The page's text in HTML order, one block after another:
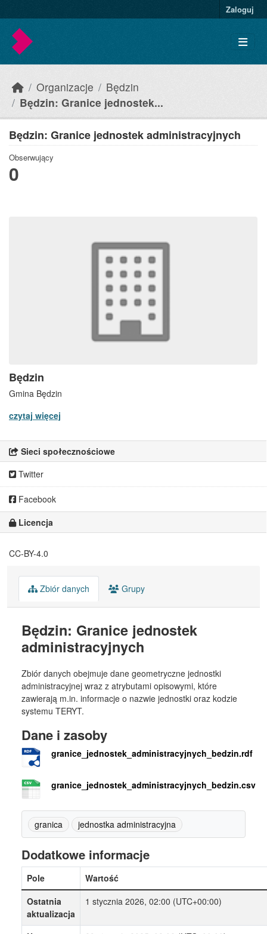
Zaloguj
Organizacje
Będzin
Będzin: Granice jednostek...
Będzin: Granice jednostek administracyjnych
Obserwujący
0
Będzin
Gmina Będzin
czytaj więcej
Sieci społecznościowe
Twitter
Facebook
Licencja
CC-BY-4.0
Zbiór danych Grupy
Będzin: Granice jednostek
administracyjnych
Zbiór danych obejmuje dane geometryczne jednostki
administracyjnej wraz z atrybutami opisowymi, które
zawierają m.in. informacje o nazwie jednostki oraz kodzie
systemu TERYT.
Dane i zasoby
granice_jednostek_administracyjnych_bedzin.rdf
granice_jednostek_administracyjnych_bedzin.csv
granica jednostka administracyjna
Dodatkowe informacje
Pole
Wartość
Ostatnia
aktualizacja
1 stycznia 2026, 02:00 (UTC+00:00)